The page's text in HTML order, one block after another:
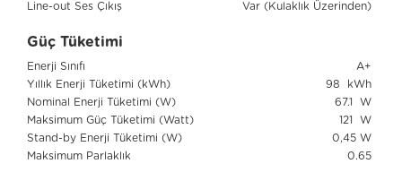
Line-out Ses Çıkış
Var (Kulaklık Üzerinden)
Güç Tüketimi
Enerji Sınıfı
A+
Yıllık Enerji Tüketimi (kWh)
98 kWh
Nominal Enerji Tüketimi (W)
67.1 W
Maksimum Güç Tüketimi (Watt)
121 W
Stand-by Enerji Tüketimi (W)
0,45 W
Maksimum Parlaklık
0.65